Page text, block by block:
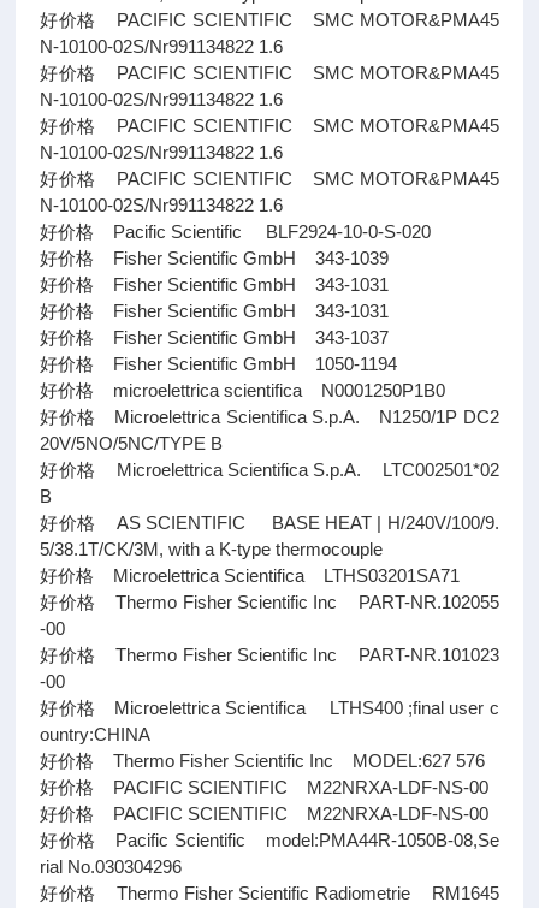
好价格 PACIFIC SCIENTIFIC SMC MOTOR&PMA45
N-10100-02S/Nr991134822 1.6
好价格 PACIFIC SCIENTIFIC SMC MOTOR&PMA45
N-10100-02S/Nr991134822 1.6
好价格 PACIFIC SCIENTIFIC SMC MOTOR&PMA45
N-10100-02S/Nr991134822 1.6
好价格 PACIFIC SCIENTIFIC SMC MOTOR&PMA45
N-10100-02S/Nr991134822 1.6
好价格 Pacific Scientific BLF2924-10-0-S-020
好价格 Fisher Scientific GmbH 343-1039
好价格 Fisher Scientific GmbH 343-1031
好价格 Fisher Scientific GmbH 343-1031
好价格 Fisher Scientific GmbH 343-1037
好价格 Fisher Scientific GmbH 1050-1194
好价格 microelettrica scientifica N0001250P1B0
好价格 Microelettrica Scientifica S.p.A. N1250/1P DC2
20V/5NO/5NC/TYPE B
好价格 Microelettrica Scientifica S.p.A. LTC002501*02
B
好价格 AS SCIENTIFIC BASE HEAT | H/240V/100/9.
5/38.1T/CK/3M, with a K-type thermocouple
好价格 Microelettrica Scientifica LTHS03201SA71
好价格 Thermo Fisher Scientific Inc PART-NR.102055
-00
好价格 Thermo Fisher Scientific Inc PART-NR.101023
-00
好价格 Microelettrica Scientifica LTHS400 ;final user c
ountry:CHINA
好价格 Thermo Fisher Scientific Inc MODEL:627 576
好价格 PACIFIC SCIENTIFIC M22NRXA-LDF-NS-00
好价格 PACIFIC SCIENTIFIC M22NRXA-LDF-NS-00
好价格 Pacific Scientific model:PMA44R-1050B-08,Se
rial No.030304296
好价格 Thermo Fisher Scientific Radiometrie RM1645